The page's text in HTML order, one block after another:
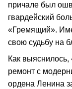
причале был
гвардейский
«Гремящий».
свою судьбу на
Как
ремонт с
ордена Ленина